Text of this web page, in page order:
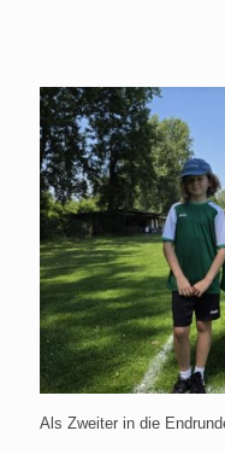
Als Zweiter in die